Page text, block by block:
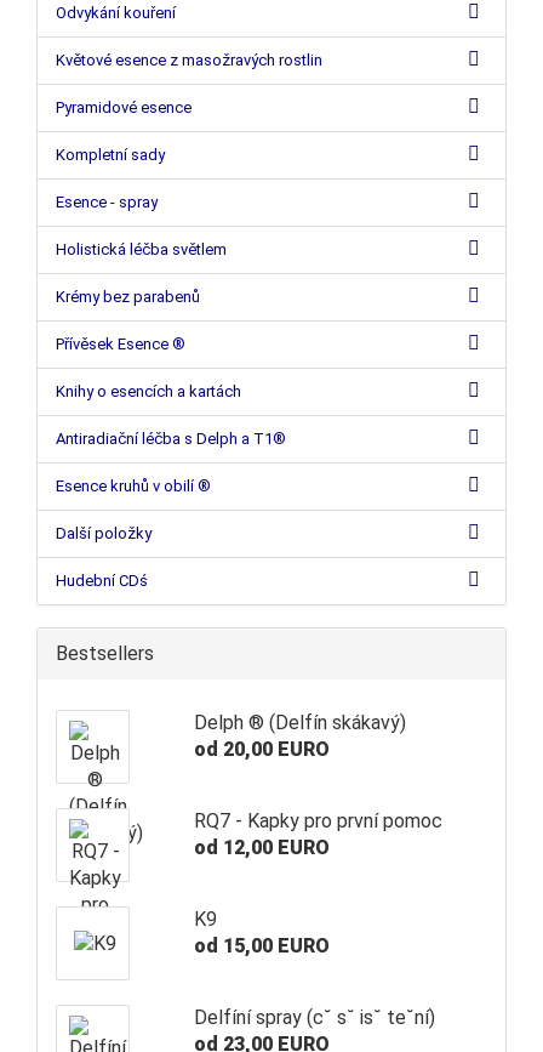
Odvykání kouření
Květové esence z masožravých rostlin
Pyramidové esence
Kompletní sady
Esence - spray
Holistická léčba světlem
Krémy bez parabenů
Přívěsek Esence ®
Knihy o esencích a kartách
Antiradiační léčba s Delph a T1®
Esence kruhů v obilí ®
Další položky
Hudební CDś
Bestsellers
Delph ® (Delfín skákavý)
od 20,00 EURO
RQ7 - Kapky pro první pomoc
od 12,00 EURO
K9
od 15,00 EURO
Delfíní spray (c˘ s˘ is˘ te˘ní)
od 23,00 EURO